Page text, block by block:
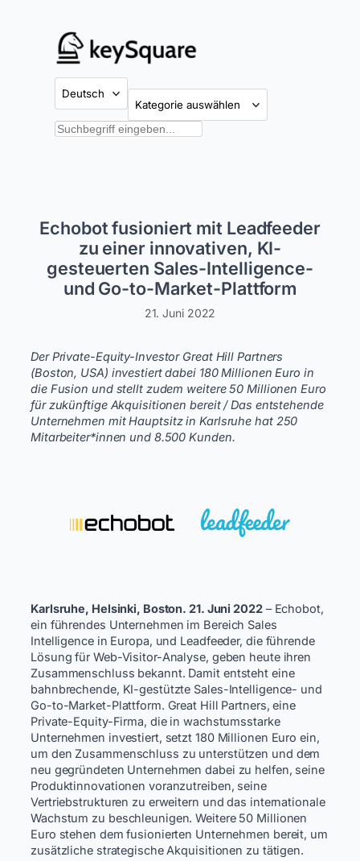
Suchen
Echobot fusioniert mit Leadfeeder
zu einer innovativen, KI-
gesteuerten Sales-Intelligence-
und Go-to-Market-Plattform
21. Juni 2022
Der Private-Equity-Investor Great Hill Partners
(Boston, USA) investiert dabei 180 Millionen Euro in
die Fusion und stellt zudem weitere 50 Millionen Euro
für zukünftige Akquisitionen bereit / Das entstehende
Unternehmen mit Hauptsitz in Karlsruhe hat 250
Mitarbeiter*innen und 8.500 Kunden.
Karlsruhe, Helsinki, Boston. 21. Juni 2022– Echobot,
ein führendes Unternehmen im Bereich Sales
Intelligence in Europa, und Leadfeeder, die führende
Lösung für Web-Visitor-Analyse, geben heute ihren
Zusammenschluss bekannt. Damit entsteht eine
bahnbrechende, KI-gestützte Sales-Intelligence- und
Go-to-Market-Plattform. Great Hill Partners, eine
Private-Equity-Firma, die in wachstumsstarke
Unternehmen investiert, setzt 180 Millionen Euro ein,
um den Zusammenschluss zu unterstützen und dem
neu gegründeten Unternehmen dabei zu helfen, seine
Produktinnovationen voranzutreiben, seine
Vertriebstrukturen zu erweitern und das internationale
Wachstum zu beschleunigen. Weitere 50 Millionen
Euro stehen dem fusionierten Unternehmen bereit, um
zusätzliche strategische Akquisitionen zu tätigen.